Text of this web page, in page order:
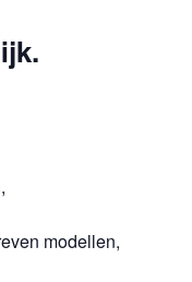
modellen,